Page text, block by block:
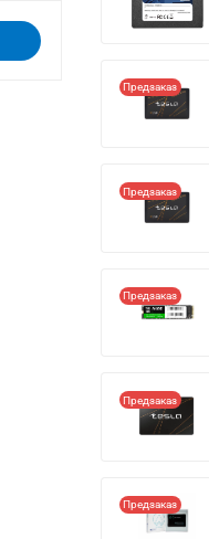
Предзаказ
Предзаказ
Предзаказ
Предзаказ
Предзаказ